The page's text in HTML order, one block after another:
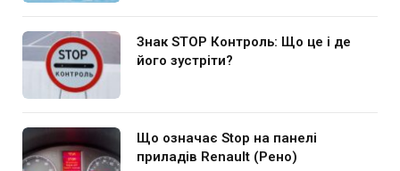
Знак STOP Контроль: Що це і де
його зустріти?
Що означає Stop на панелі
приладів Renault (Рено)